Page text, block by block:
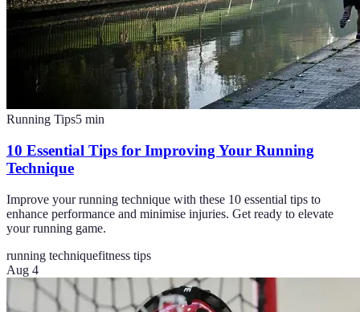
Running Tips5 min
10 Essential Tips for Improving Your Running
Technique
Improve your running technique with these 10 essential tips to
enhance performance and minimise injuries. Get ready to elevate
your running game.
running techniquefitness tips
Aug 4